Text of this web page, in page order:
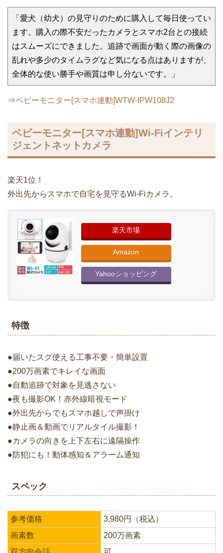
「愛犬（幼犬）の見守りのために購入して毎日使ってい
ます。購入の際不安だったカメラとスマホ2台との接続
はスムーズにできました。追跡で画面が動く際の画像の
乱れや多少のタイムラグなど気になる点はありますが、
全体的な使い勝手や画質は申し分ないです。」
⇒ベビーモニター[スマホ連動]WTW-IPW108J2
ベビーモニター[スマホ連動]Wi-Fiインテリ
ジェントネットカメラ
楽天1位！
外出先からスマホで自宅を見守るWi-Fiカメラ。
楽天市場
Amazon
Yahooショッピング
特徴
●届いたスグ使える工事不要・簡単設置
●200万画素でキレイな画面
●自動追跡で対象を見逃さない
●夜も撮影OK！赤外線暗視モード
●外出先からでもスマホ越しで声掛け
●静止画＆動画でリアルタイル撮影！
●カメラの向きを上下左右に遠隔操作
●防犯にも！動体感知＆アラーム通知
スペック
参考価格
3,980円（税込）
画素数
200万画素